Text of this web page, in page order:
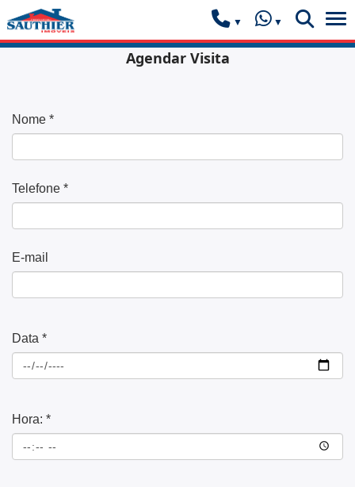
Agendar Visita
Nome *
Telefone *
E-mail
Data *
Hora: *